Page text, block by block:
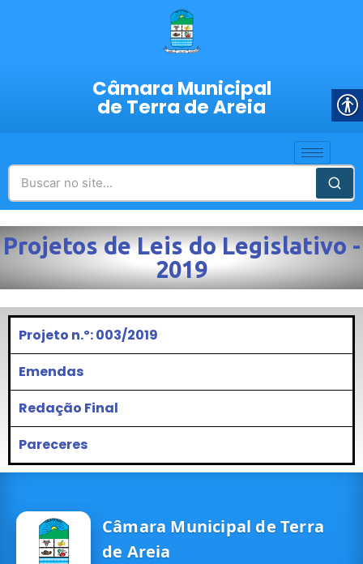
Câmara Municipal
de Terra de Areia
Projetos de Leis do Legislativo -
2019
Projeto n.º: 003/2019
Emendas
Redação Final
Pareceres
Câmara Municipal de Terra
de Areia